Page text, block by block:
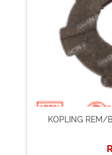
KOPLING REM/